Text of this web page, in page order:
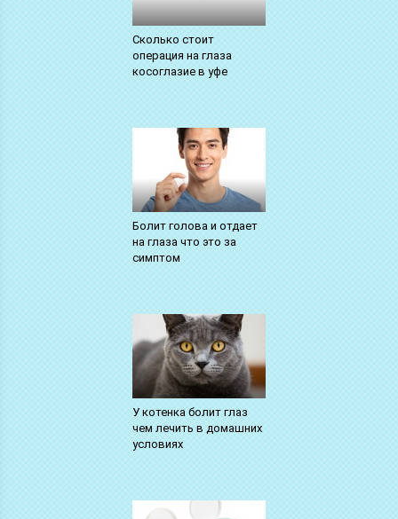
Сколько стоит
операция на глаза
косоглазие в уфе
Болит голова и отдает
на глаза что это за
симптом
У котенка болит глаз
чем лечить в домашних
условиях